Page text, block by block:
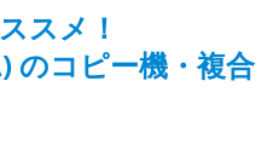
スメ！
のコピー機・複合